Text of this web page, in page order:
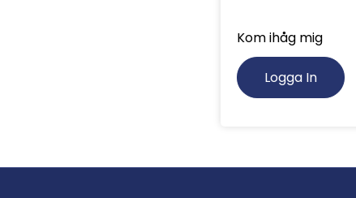
Kom ihåg mig
Logga In